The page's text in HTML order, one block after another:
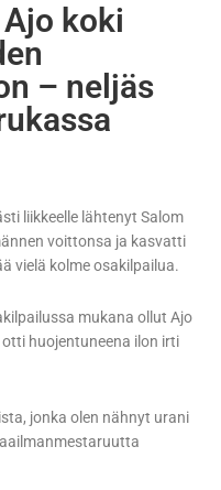
koki
– neljäs
liikkeelle lähtenyt Salom
voittonsa ja kasvatti
vielä kolme osakilpailua.
mukana ollut Ajo
huojentuneena ilon irti
jonka olen nähnyt urani